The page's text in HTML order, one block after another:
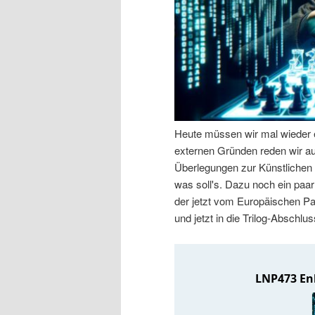
n
I
n
a
l
t
r
e
n
n
h
a
Heute müssen wir mal
externen Gründen reden wir
Überlegungen zur
was soll's. Dazu noch ein
der jetzt vom Europäischen
und jetzt in die Trilog-